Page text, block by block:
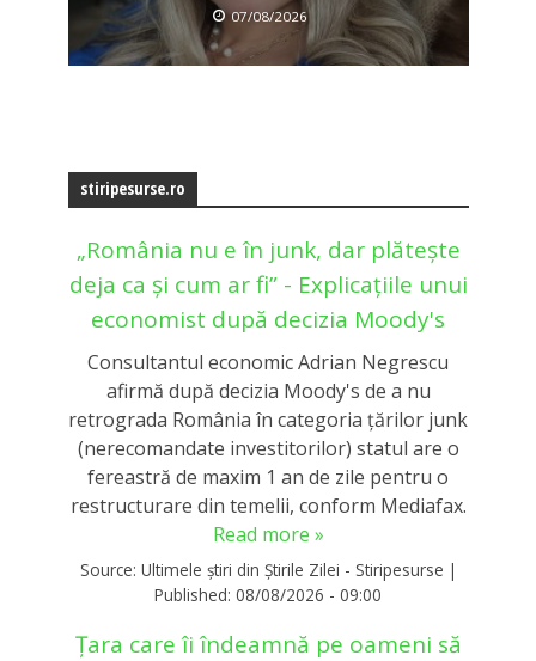
07/08/2026
stiripesurse.ro
„România nu e în junk, dar plătește
deja ca și cum ar fi” - Explicațiile unui
economist după decizia Moody's
Consultantul economic Adrian Negrescu
afirmă după decizia Moody's de a nu
retrograda România în categoria țărilor junk
(nerecomandate investitorilor) statul are o
fereastră de maxim 1 an de zile pentru o
restructurare din temelii, conform Mediafax.
Read more »
Source: Ultimele știri din Știrile Zilei - Stiripesurse |
Published: 08/08/2026 - 09:00
Țara care îi îndeamnă pe oameni să